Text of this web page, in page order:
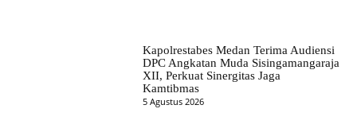
Kapolrestabes Medan Terima Audiensi
DPC Angkatan Muda Sisingamangaraja
XII, Perkuat Sinergitas Jaga
Kamtibmas
5 Agustus 2026